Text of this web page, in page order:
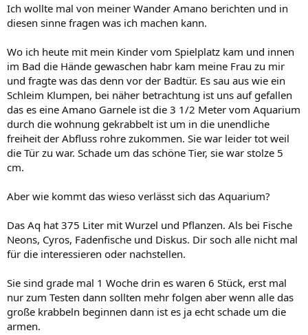
Ich wollte mal von meiner Wander Amano berichten und in
diesen sinne fragen was ich machen kann.
Wo ich heute mit mein Kinder vom Spielplatz kam und innen
im Bad die Hände gewaschen habr kam meine Frau zu mir
und fragte was das denn vor der Badtür. Es sau aus wie ein
Schleim Klumpen, bei näher betrachtung ist uns auf gefallen
das es eine Amano Garnele ist die 3 1/2 Meter vom Aquarium
durch die wohnung gekrabbelt ist um in die unendliche
freiheit der Abfluss rohre zukommen. Sie war leider tot weil
die Tür zu war. Schade um das schöne Tier, sie war stolze 5
cm.
Aber wie kommt das wieso verlässt sich das Aquarium?
Das Aq hat 375 Liter mit Wurzel und Pflanzen. Als bei Fische
Neons, Cyros, Fadenfische und Diskus. Dir soch alle nicht mal
für die interessieren oder nachstellen.
Sie sind grade mal 1 Woche drin es waren 6 Stück, erst mal
nur zum Testen dann sollten mehr folgen aber wenn alle das
große krabbeln beginnen dann ist es ja echt schade um die
armen.